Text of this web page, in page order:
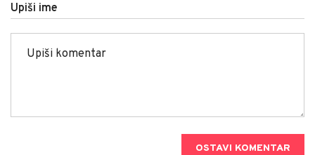
Upiši ime
OSTAVI KOMENTAR